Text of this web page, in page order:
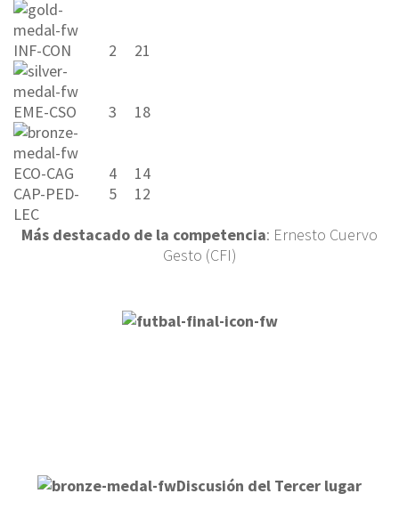
INF-CON 2 21
EME-CSO 3 18
ECO-CAG 4
14
CAP-PED-
LEC
5
12
Más destacado de la competencia: Ernesto Cuervo
Gesto (CFI)
Discusión del Tercer lugar